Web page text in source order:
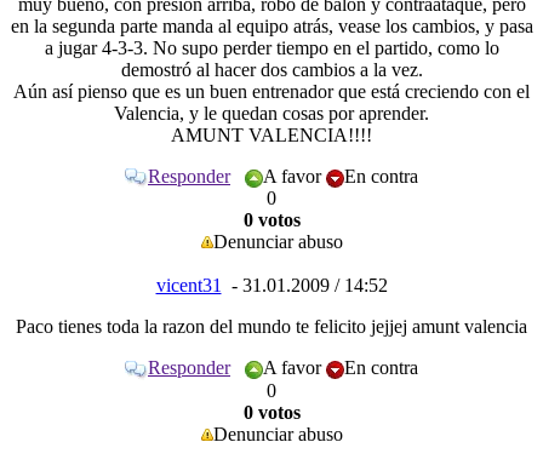
muy bueno, con presión arriba, robo de balón y contraataque, pero
en la segunda parte manda al equipo atrás, vease los cambios, y pasa
a jugar 4-3-3. No supo perder tiempo en el partido, como lo
demostró al hacer dos cambios a la vez.
Aún así pienso que es un buen entrenador que está creciendo con el
Valencia, y le quedan cosas por aprender.
AMUNT VALENCIA!!!!
Responder
A favor
En contra
0
0 votos
Denunciar abuso
vicent31 - 31.01.2009 / 14:52
Paco tienes toda la razon del mundo te felicito jejjej amunt valencia
Responder
A favor
En contra
0
0 votos
Denunciar abuso